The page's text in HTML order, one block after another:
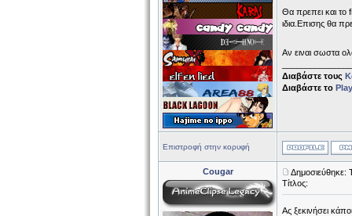
Θα πρεπει και το
ιδια.Επισης θα
Αν ειναι σωστα
Διαβάστε τους
Διαβάστε το
Επιστροφή στην κορυφή
Cougar
Δημοσιεύθηκε:
Τίτλος:
Ας ξεκινήσει